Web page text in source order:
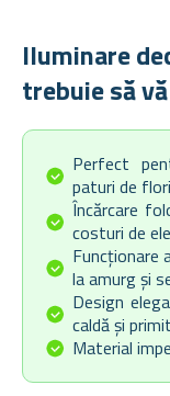
Iluminare
trebuie să
Perfect
paturi de flori
Încărcare
costuri de
Funcționare
la amurg și
Design
caldă și
Material